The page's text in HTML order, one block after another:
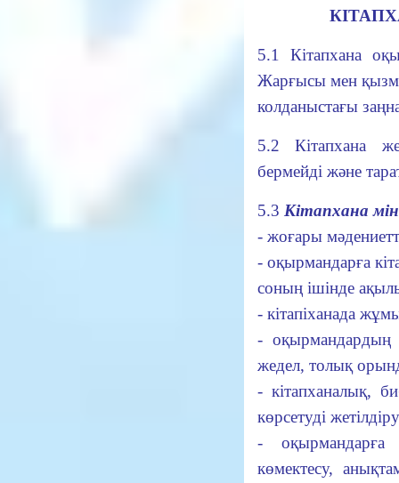
5.1 Кітапхана
Жарғысы мен
колданыстағы
5.2 Кітапхана
бермейді және
5.3 Кітапхана
- жоғары
- оқырмандарға
соның ішінде
- кітапіханада
-
жедел, толық
- кітапханалық,
көрсетуді
- оқырмандарға
көмектесу,